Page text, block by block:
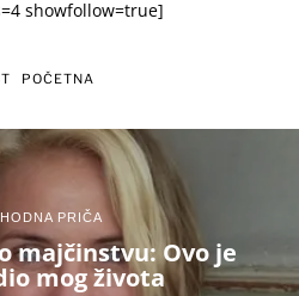
showfollow=true]
POČETNA
PRIČA
majčinstvu: Ovo je
mog života